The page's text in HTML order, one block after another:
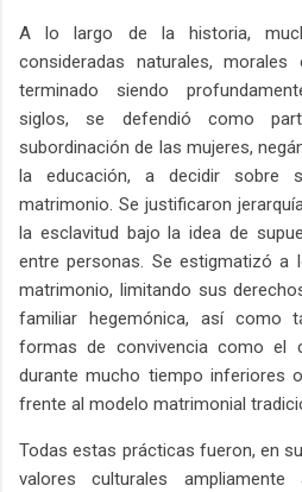
A lo largo de la historia,
consideradas naturales,
terminado siendo
siglos, se defendió como
subordinación de las mujeres,
la educación, a decidir sobre
matrimonio. Se justificaron
la esclavitud bajo la idea de
entre personas. Se estigmatizó a
matrimonio, limitando sus
familiar hegemónica, así como
formas de convivencia como el
durante mucho tiempo inferiores
frente al modelo matrimonial
Todas estas prácticas fueron, en
valores culturales